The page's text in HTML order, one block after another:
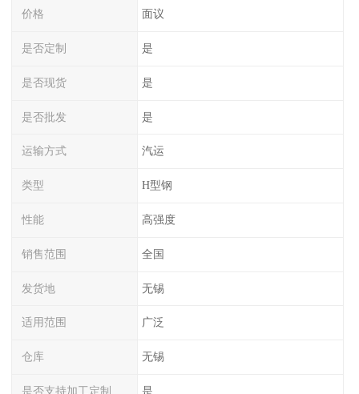
价格 面议
是否定制 是
是否现货 是
是否批发 是
运输方式 汽运
类型 H型钢
性能 高强度
销售范围 全国
发货地 无锡
适用范围 广泛
仓库 无锡
是否支持加工定制 是